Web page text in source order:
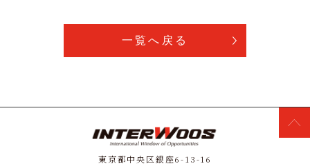
料」「資料内の画像・図」の著作権はインター
ウォーズ株式会社に帰属し、ダウンロードした
本サービスはユーザーの皆様に通知すること
なく、いつでもサービスの内容を変更・停止ま
一覧へ戻る
東京都中央区銀座6-13-16